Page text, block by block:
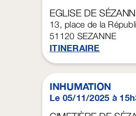
EGLISE DE
13, place de la
51120 SEZANNE
ITINERAIRE
INHUMATION
Le 05/11/2025 à